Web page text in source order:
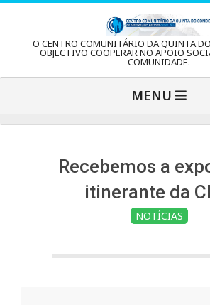
content
e
n
O CENTRO COMUNITÁRIO DA QUINTA
OBJECTIVO COOPERAR NO APOIO
COMUNIDADE.
Menu
MENU
Recebemos a
itinerante da
NOTÍCIAS